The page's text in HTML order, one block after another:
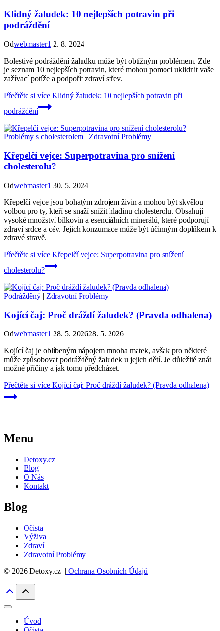
Klidný žaludek: 10 nejlepších potravin při
podráždění
Odwebmaster1 2. 8. 2024
Bolestivé podráždění žaludku může být obtížným problémem. Zde
je seznam 10 nejlepších potravin, které mohou pomoci uklidnit vaše
zažívací potíže a podpořit zdraví střev.
Přečtěte si více Klidný žaludek: 10 nejlepších potravin při
podráždění
Problémy s cholesterolem | Zdravotní Problémy
Křepelčí vejce: Superpotravina pro snížení
cholesterolu?
Odwebmaster1 30. 5. 2024
Křepelčí vejce jsou bohatým zdrojem živin a mohou být skvělou
volbou pro ty, kteří se snaží snížit hladinu cholesterolu. Obsahují
vysoké množství bílkovin a esenciálních minerálů, které podporují
zdraví srdce a cév. Jejich konzumace může být účinným doplňkem k
zdravé stravě.
Přečtěte si více Křepelčí vejce: Superpotravina pro snížení
cholesterolu?
Podrážděný | Zdravotní Problémy
Kojící čaj: Proč dráždí žaludek? (Pravda odhalena)
Odwebmaster1 28. 5. 202628. 5. 2026
Kojící čaj je oblíbeným nápojem mnoha matek, avšak pro některé
může způsobovat podrážděný žaludek u jejich dětí. Je důležité znát
možné příčiny a jak tomu předcházet.
Přečtěte si více Kojící čaj: Proč dráždí žaludek? (Pravda odhalena)
Menu
Detoxy.cz
Blog
O Nás
Kontakt
Blog
Očista
Výživa
Zdraví
Zdravotní Problémy
© 2026 Detoxy.cz | Ochrana Osobních Údajů
Úvod